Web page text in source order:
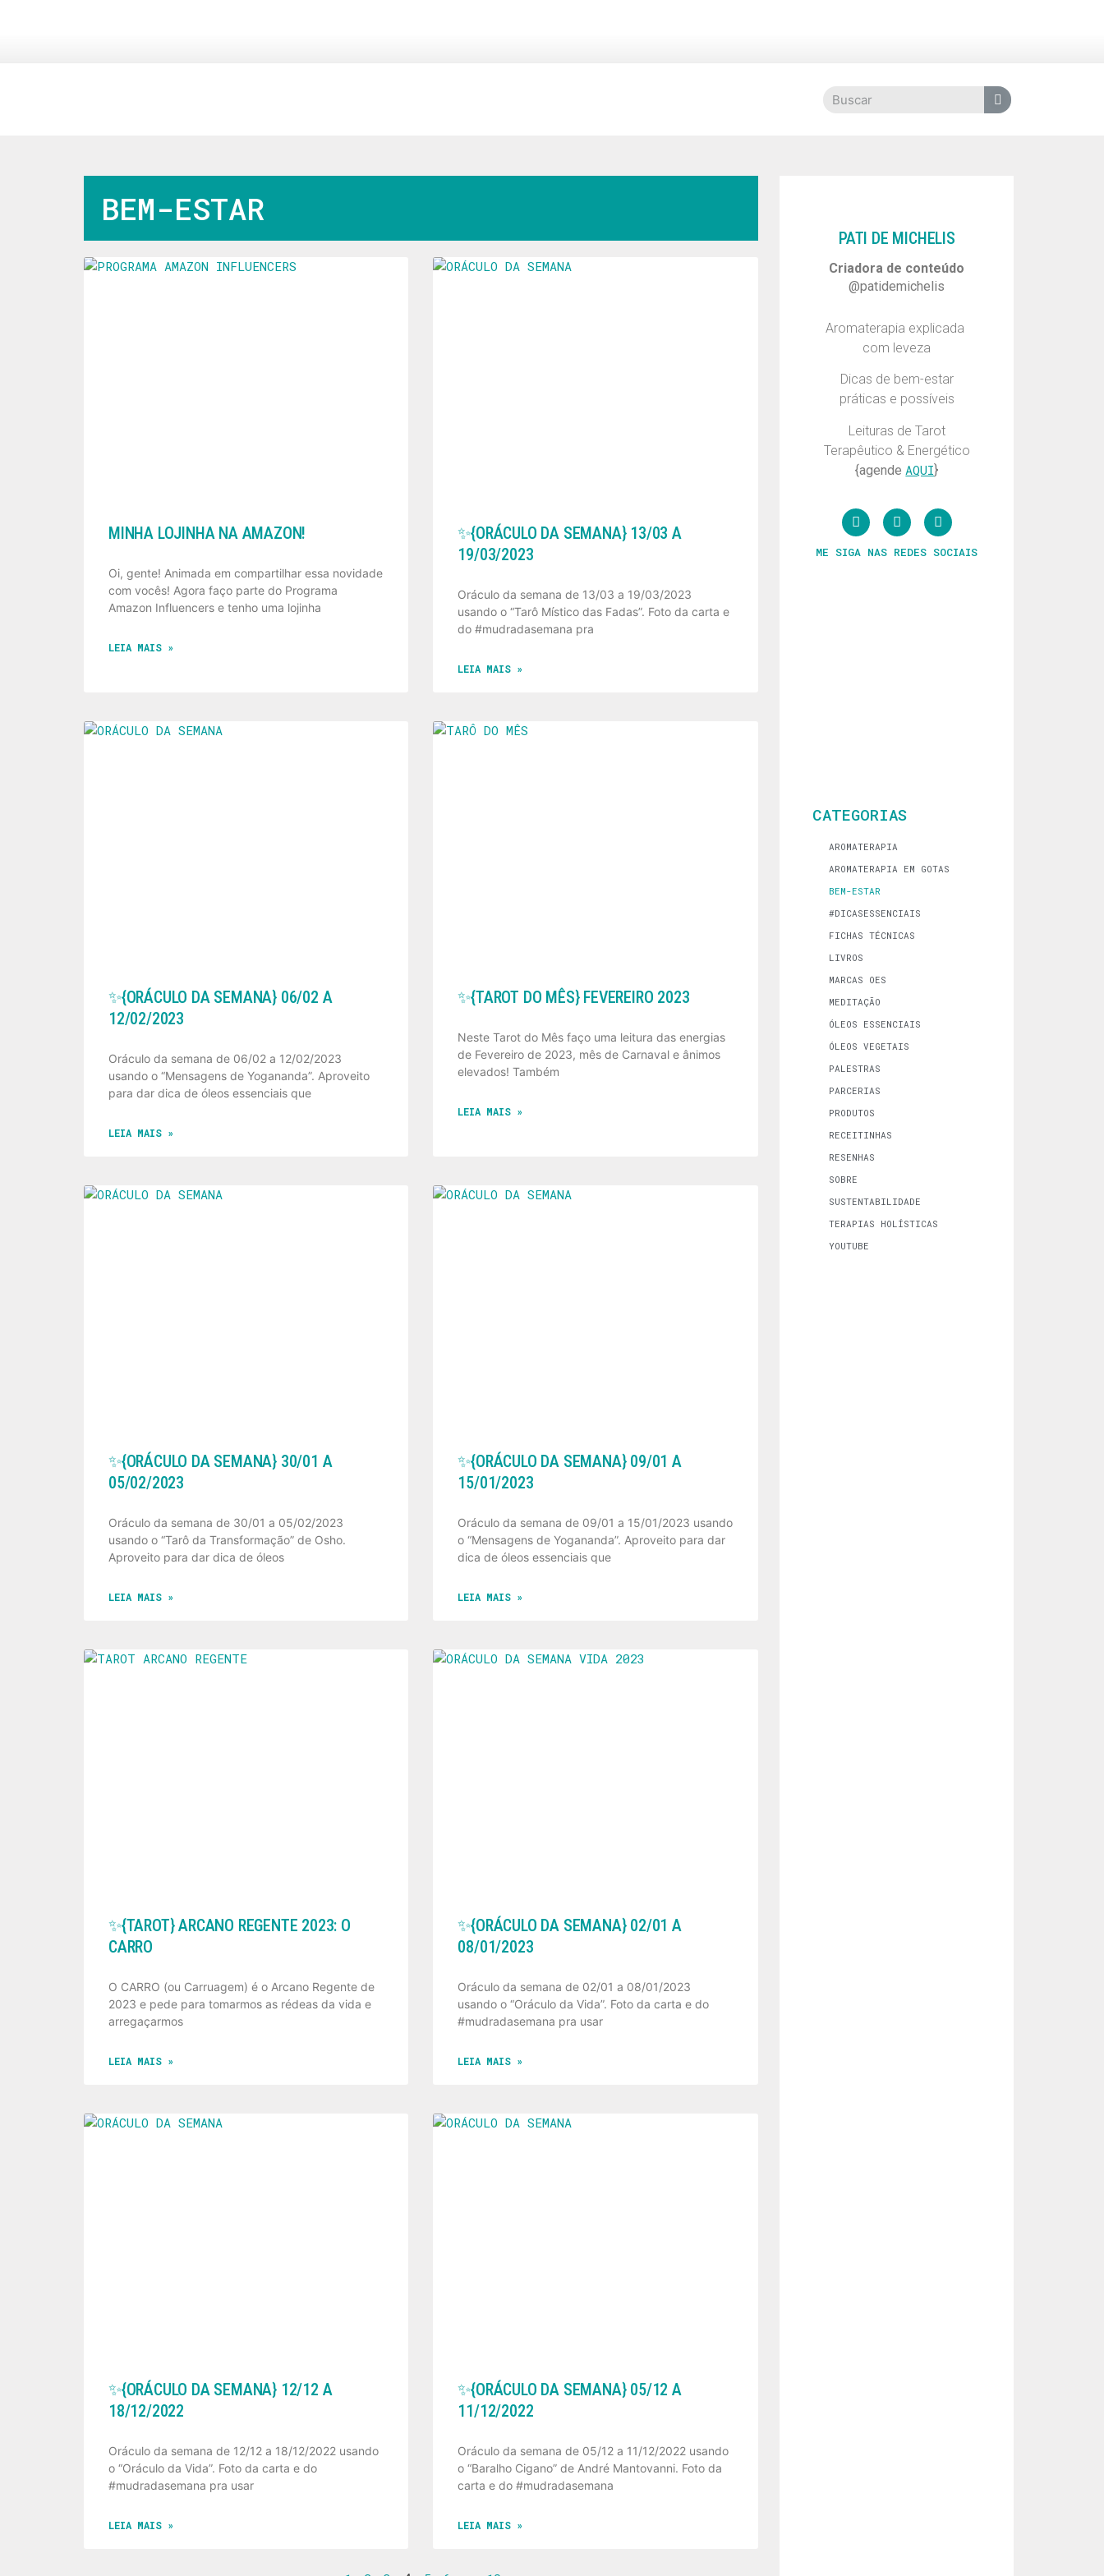
BEM-ESTAR
MINHA LOJINHA NA AMAZON!
Oi, gente! Animada em compartilhar essa novidade
com vocês! Agora faço parte do Programa
Amazon Influencers e tenho uma lojinha
LEIA MAIS »
✨️{ORÁCULO DA SEMANA} 13/03 A
19/03/2023
Oráculo da semana de 13/03 a 19/03/2023
usando o “Tarô Místico das Fadas”. Foto da carta e
do #mudradasemana pra
LEIA MAIS »
✨️{ORÁCULO DA SEMANA} 06/02 A
12/02/2023
Oráculo da semana de 06/02 a 12/02/2023
usando o “Mensagens de Yogananda”. Aproveito
para dar dica de óleos essenciais que
LEIA MAIS »
✨️{TAROT DO MÊS} FEVEREIRO 2023
Neste Tarot do Mês faço uma leitura das energias
de Fevereiro de 2023, mês de Carnaval e ânimos
elevados! Também
LEIA MAIS »
✨️{ORÁCULO DA SEMANA} 30/01 A
05/02/2023
Oráculo da semana de 30/01 a 05/02/2023
usando o “Tarô da Transformação” de Osho.
Aproveito para dar dica de óleos
LEIA MAIS »
✨️{ORÁCULO DA SEMANA} 09/01 A
15/01/2023
Oráculo da semana de 09/01 a 15/01/2023 usando
o “Mensagens de Yogananda”. Aproveito para dar
dica de óleos essenciais que
LEIA MAIS »
✨️{TAROT} ARCANO REGENTE 2023: O
CARRO
O CARRO (ou Carruagem) é o Arcano Regente de
2023 e pede para tomarmos as rédeas da vida e
arregaçarmos
LEIA MAIS »
✨️{ORÁCULO DA SEMANA} 02/01 A
08/01/2023
Oráculo da semana de 02/01 a 08/01/2023
usando o “Oráculo da Vida”. Foto da carta e do
#mudradasemana pra usar
LEIA MAIS »
✨️{ORÁCULO DA SEMANA} 12/12 A
18/12/2022
Oráculo da semana de 12/12 a 18/12/2022 usando
o “Oráculo da Vida”. Foto da carta e do
#mudradasemana pra usar
LEIA MAIS »
✨️{ORÁCULO DA SEMANA} 05/12 A
11/12/2022
Oráculo da semana de 05/12 a 11/12/2022 usando
o “Baralho Cigano” de André Mantovanni. Foto da
carta e do #mudradasemana
LEIA MAIS »
PATI DE MICHELIS​
Criadora de conteúdo
@patidemichelis
Aromaterapia explicada
com leveza
Dicas de bem-estar
práticas e possíveis
Leituras de Tarot
Terapêutico & Energético
{agende AQUI}
ME SIGA NAS REDES SOCIAIS
CATEGORIAS
AROMATERAPIA
AROMATERAPIA EM GOTAS
BEM-ESTAR
#DICASESSENCIAIS
FICHAS TÉCNICAS
LIVROS
MARCAS OES
MEDITAÇÃO
ÓLEOS ESSENCIAIS
ÓLEOS VEGETAIS
PALESTRAS
PARCERIAS
PRODUTOS
RECEITINHAS
RESENHAS
SOBRE
SUSTENTABILIDADE
TERAPIAS HOLÍSTICAS
YOUTUBE